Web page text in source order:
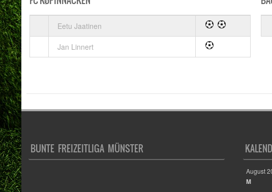
Eetu Jaatinen
Jan Linnert
BUNTE FREIZEITLIGA MÜNSTER
August
M